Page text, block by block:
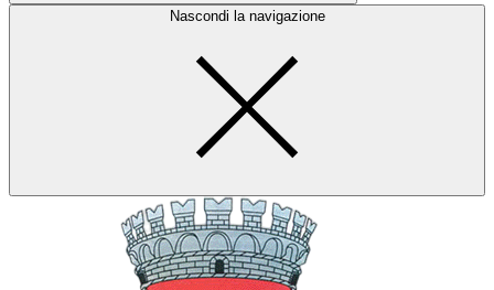
Nascondi la navigazione